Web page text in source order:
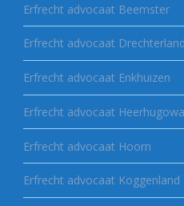
Erfrecht advocaat Beemster
Erfrecht advocaat Drechterland
Erfrecht advocaat Enkhuizen
Erfrecht advocaat
Erfrecht advocaat Hoorn
Erfrecht advocaat Koggenland